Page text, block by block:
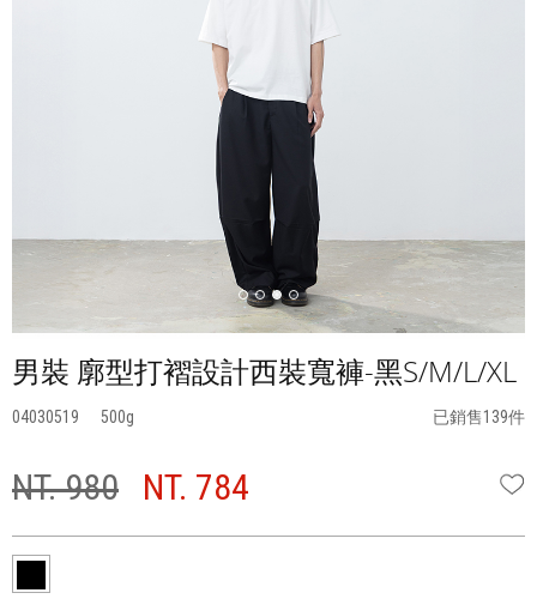
男裝 廓型打褶設計西裝寬褲-黑S/M/L/XL
04030519 500 已銷售139件
NT. 980 NT. 784